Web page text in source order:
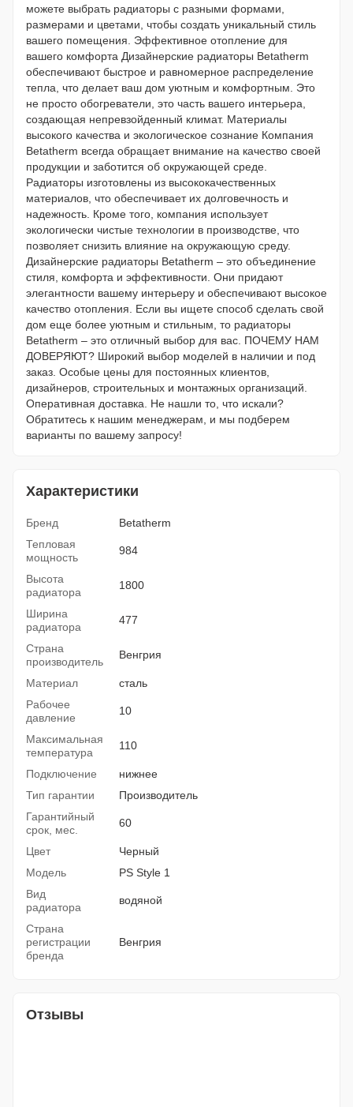
можете выбрать радиаторы с разными формами,
размерами и цветами, чтобы создать уникальный стиль
вашего помещения. Эффективное отопление для
вашего комфорта Дизайнерские радиаторы Betatherm
обеспечивают быстрое и равномерное распределение
тепла, что делает ваш дом уютным и комфортным. Это
не просто обогреватели, это часть вашего интерьера,
создающая непревзойденный климат. Материалы
высокого качества и экологическое сознание Компания
Betatherm всегда обращает внимание на качество своей
продукции и заботится об окружающей среде.
Радиаторы изготовлены из высококачественных
материалов, что обеспечивает их долговечность и
надежность. Кроме того, компания использует
экологически чистые технологии в производстве, что
позволяет снизить влияние на окружающую среду.
Дизайнерские радиаторы Betatherm – это объединение
стиля, комфорта и эффективности. Они придают
элегантности вашему интерьеру и обеспечивают высокое
качество отопления. Если вы ищете способ сделать свой
дом еще более уютным и стильным, то радиаторы
Betatherm – это отличный выбор для вас. ПОЧЕМУ НАМ
ДОВЕРЯЮТ? Широкий выбор моделей в наличии и под
заказ. Особые цены для постоянных клиентов,
дизайнеров, строительных и монтажных организаций.
Оперативная доставка. Не нашли то, что искали?
Обратитесь к нашим менеджерам, и мы подберем
варианты по вашему запросу!
Характеристики
Бренд
Betatherm
Тепловая
мощность
984
Высота
радиатора
1800
Ширина
радиатора
477
Страна
производитель
Венгрия
Материал
сталь
Рабочее
давление
10
Максимальная
температура
110
Подключение
нижнее
Тип гарантии
Производитель
Гарантийный
срок, мес.
60
Цвет
Черный
Модель
PS Style 1
Вид
радиатора
водяной
Страна
регистрации
бренда
Венгрия
Отзывы